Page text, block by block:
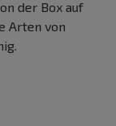
der Box auf
Arten von